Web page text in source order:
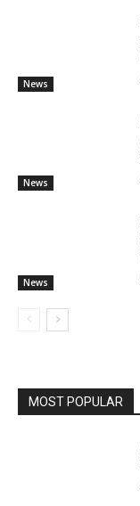
News
News
News
MOST POPULAR